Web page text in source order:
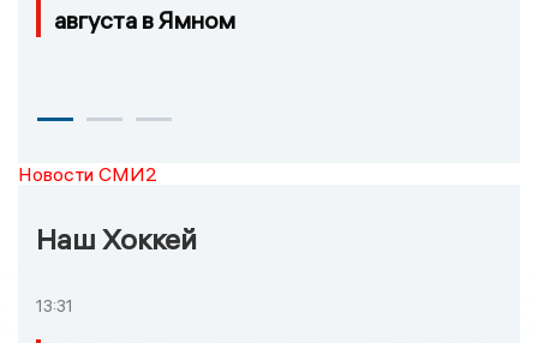
августа в Ямном
Новости СМИ2
Наш Хоккей
13:31